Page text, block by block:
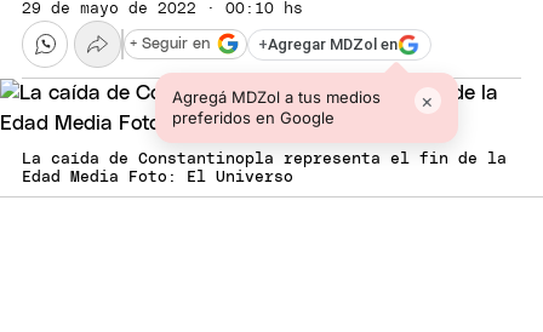
29 de mayo de 2022 · 00:10 hs
+Agregar MDZol en
Agregá MDZol a tus medios
preferidos en Google
×
+ Seguir en
La caída de Constantinopla representa el fin de la
Edad Media Foto: El Universo